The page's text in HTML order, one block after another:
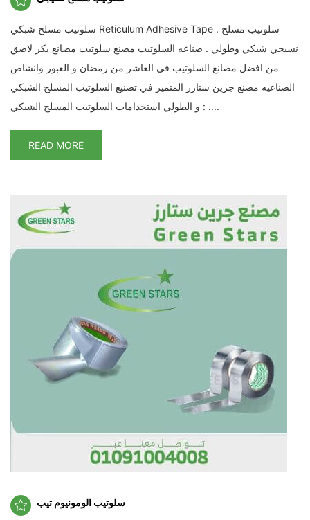
سلوتيب مسلح شبكي Reticulum Adhesive Tape . سلوتيب مسلح
نسيجي شبكي وطولي . صناعه السلوتيب مصنع سلوتيب مصانع بكر لاصق
من افضل مصانع السلوتيب في العاشر من رمضان و العبور وانشاص
الصناعيه مصنع جرين ستارز المتميز في تصنيع السلوتيب المسلح الشبكي
و الطولي استخدامات السلوتيب المسلح الشبكي : ....
READ MORE
سلوتيب الومونيوم تيب